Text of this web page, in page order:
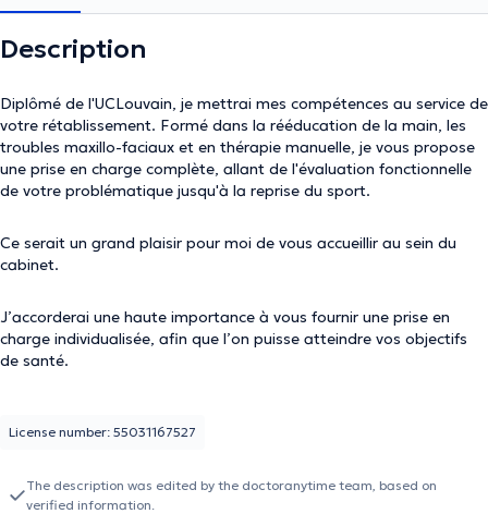
Description
Diplômé de l'UCLouvain, je mettrai mes compétences au service de
votre rétablissement. Formé dans la rééducation de la main, les
troubles maxillo-faciaux et en thérapie manuelle, je vous propose
une prise en charge complète, allant de l'évaluation fonctionnelle
de votre problématique jusqu'à la reprise du sport.
Ce serait un grand plaisir pour moi de vous accueillir au sein du
cabinet.
J’accorderai une haute importance à vous fournir une prise en
charge individualisée, afin que l’on puisse atteindre vos objectifs
de santé.
License number: 55031167527
The description was edited by the doctoranytime team, based on
verified information.